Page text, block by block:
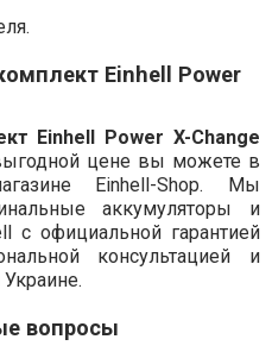
Einhell Power
Einhell Power X-Change
цене вы можете в
Einhell-Shop. Мы
аккумуляторы и
с официальной гарантией
консультацией и
вопросы